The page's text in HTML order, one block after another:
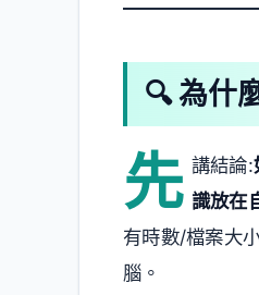
🔍 為什
先 講結論:
識放在
有時數/檔案大
腦。